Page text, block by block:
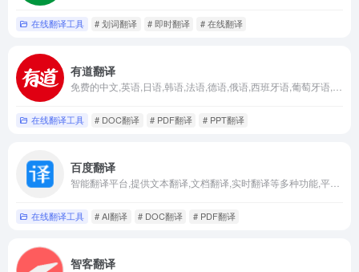
在线翻译工具 # 划词翻译 # 即时翻译 # 在线翻译
有道翻译
在线翻译工具 # DOC翻译 # PDF翻译 # PPT翻译
百度翻译
在线翻译工具 # AI翻译 # DOC翻译 # PDF翻译
智客翻译